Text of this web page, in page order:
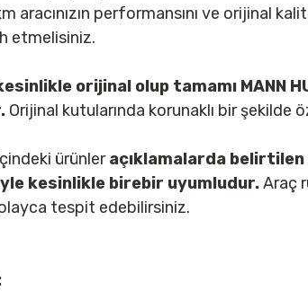
aracınızın performansını ve orijinal
etmelisiniz.
orijinal olup tamamı MANN
Orijinal kutularında korunaklı bir
ürünleraçıklamalarda
kesinlikle birebir uyumludur.Araç
tespit edebilirsiniz.